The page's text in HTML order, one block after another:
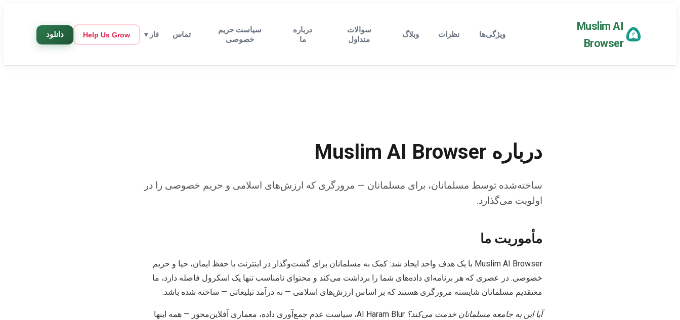
Muslim AI
Browser
ویژگی‌ها نظرات وبلاگ
سوالات
متداول
درباره
ما
سیاست حریم
خصوصی
تماس فار ▾
Help Us Grow دانلود
درباره Muslim AI Browser
ساخته‌شده توسط مسلمانان، برای مسلمانان — مرورگری که ارزش‌های اسلامی و حریم خصوصی را در
اولویت می‌گذارد.
مأموریت ما
Muslim AI Browser با یک هدف واحد ایجاد شد: کمک به مسلمانان برای گشت‌وگذار در اینترنت با حفظ ایمان، حیا و حریم
خصوصی. در عصری که هر برنامه‌ای داده‌های شما را برداشت می‌کند و محتوای نامناسب تنها یک اسکرول فاصله دارد، ما
معتقدیم مسلمانان شایسته مرورگری هستند که بر اساس ارزش‌های اسلامی — نه درآمد تبلیغاتی — ساخته شده باشد.
آیا این به جامعه مسلمانان خدمت می‌کند؟
AI Haram Blur، سیاست عدم جمع‌آوری داده، معماری آفلاین‌محور — همه اینها